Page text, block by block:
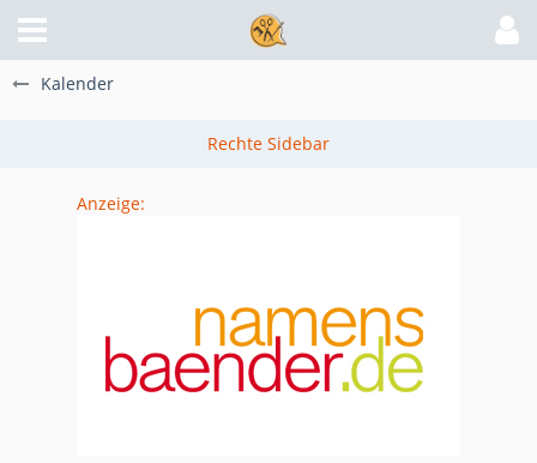
Kalender
Anzeige: